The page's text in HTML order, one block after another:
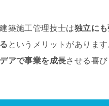
築施工管理技士は独立に
というメリットがありま
アで事業を成長させる喜び